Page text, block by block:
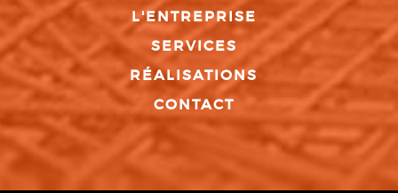
L'ENTREPRISE
SERVICES
RÉALISATIONS
CONTACT